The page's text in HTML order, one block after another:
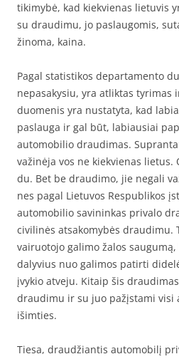
tikimybė, kad kiekvienas lietuvis
su draudimu, jo paslaugomis,
žinoma, kaina.
Pagal statistikos departamento
nepasakysiu, yra atliktas tyrimas
duomenis yra nustatyta, kad
paslauga ir gal būt, labiausiai
automobilio draudimas.
važinėja vos ne kiekvienas
du. Bet be draudimo, jie negali
nes pagal Lietuvos Respublikos
automobilio savininkas privalo
civilinės atsakomybės draudimu.
vairuotojo galimo žalos
dalyvius nuo galimos patirti
įvykio atveju. Kitaip šis
draudimu ir su juo pažįstami visi
išimties.
Tiesa, draudžiantis automobilį